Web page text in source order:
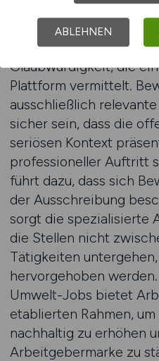
Recruitingprozesses.
Unternehmen
Glaubwürdigkeit, die
Plattform vermittelt.
ausschließlich
sicher sein, dass die
seriösen Kontext
professioneller Auftritt
führt dazu, dass sich
der Ausschreibung
sorgt die spezialisierte
die Stellen nicht
Tätigkeiten
hervorgehoben
Umwelt-Jobs bietet
etablierten Rahmen,
nachhaltig zu erhöhen
Arbeitgebermarke zu
ABLEHNEN